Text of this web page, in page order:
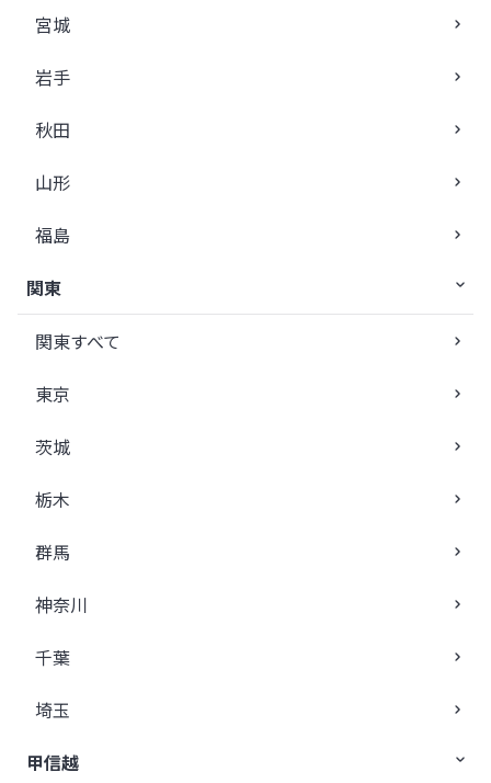
宮城
岩手
秋田
山形
福島
関東
関東すべて
東京
茨城
栃木
群馬
神奈川
千葉
埼玉
甲信越